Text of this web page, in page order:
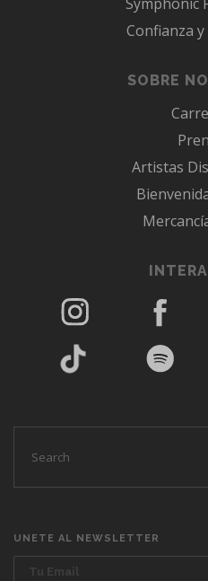
Confianza
SOBRE
Artistas
UNETE AL NEWSLETTER